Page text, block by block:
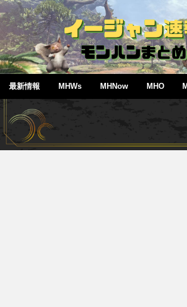
最新情報 MHWs MHNow MHO